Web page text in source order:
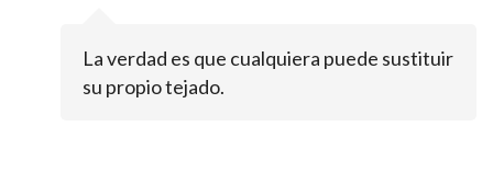
La verdad es que cualquiera puede sustituir
su propio tejado.